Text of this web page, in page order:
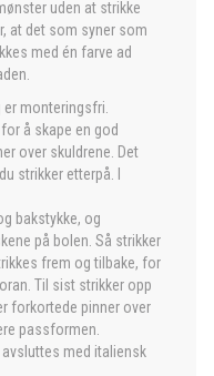
uden at strikke
at det som syner som
med én farve ad
monteringsfri.
å skape en god
over skuldrene. Det
strikker etterpå. I
bakstykke, og
på bolen. Så strikker
frem og tilbake, for
Til sist strikker opp
forkortede pinner over
passformen.
med italiensk